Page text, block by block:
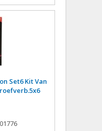
Set6 Kit Van